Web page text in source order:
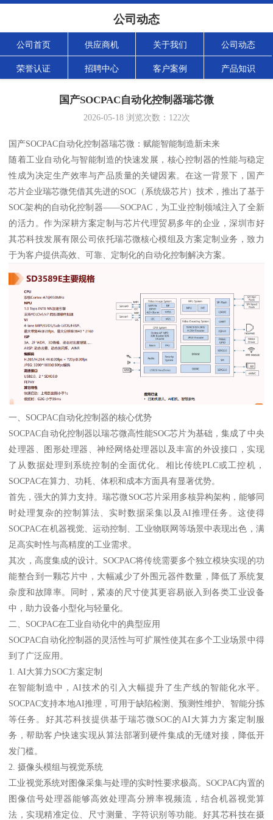
公司动态
公司首页 供应商机 关于我们 公司动态
荣誉认证 招聘中心 客户案例 产品知识
国产SOCPAC自动化控制器瑞芯微
2026-05-18浏览次数： 122次
国产SOCPAC自动化控制器瑞芯微：赋能智能制造新未来
随着工业自动化与智能制造的快速发展，核心控制器的性能与稳定
性成为决定生产效率与产品质量的关键因素。在这一背景下，国产
芯片企业瑞芯微凭借其先进的SOC（系统级芯片）技术，推出了基于
SOC架构的自动化控制器——SOCPAC，为工业控制领域注入了全新
的活力。作为深耕方案定制与芯片代理贸易多年的企业，深圳市好
其芯科技发展有限公司依托瑞芯微核心模组及方案定制业务，致力
于为客户提供高效、可靠、定制化的自动化控制解决方案。
一、SOCPAC自动化控制器的核心优势
SOCPAC自动化控制器以瑞芯微高性能SOC芯片为基础，集成了中央
处理器、图形处理器、神经网络处理器以及丰富的外设接口，实现
了从数据处理到系统控制的全面优化。相比传统PLC或工控机，
SOCPAC在算力、功耗、体积和成本方面具有显著优势。
首先，强大的算力支持。瑞芯微SOC芯片采用多核异构架构，能够同
时处理复杂的控制算法、实时数据采集以及AI推理任务。这使得
SOCPAC在机器视觉、运动控制、工业物联网等场景中表现出色，满
足高实时性与高精度的工业需求。
其次，高度集成的设计。SOCPAC将传统需要多个独立模块实现的功
能整合到一颗芯片中，大幅减少了外围元器件数量，降低了系统复
杂度和故障率。同时，紧凑的尺寸使其更容易嵌入到各类工业设备
中，助力设备小型化与轻量化。
二、SOCPAC在工业自动化中的典型应用
SOCPAC自动化控制器的灵活性与可扩展性使其在多个工业场景中得
到了广泛应用。
1. AI大算力SOC方案定制
在智能制造中，AI技术的引入大幅提升了生产线的智能化水平。
SOCPAC支持本地AI推理，可用于缺陷检测、预测性维护、智能分拣
等任务。好其芯科技提供基于瑞芯微SOC的AI大算力方案定制服
务，帮助客户快速实现从算法部署到硬件集成的无缝对接，降低开
发门槛。
2. 摄像头模组与视觉系统
工业视觉系统对图像采集与处理的实时性要求极高。SOCPAC内置的
图像信号处理器能够高效处理高分辨率视频流，结合机器视觉算
法，实现精准定位、尺寸测量、字符识别等功能。好其芯科技在摄